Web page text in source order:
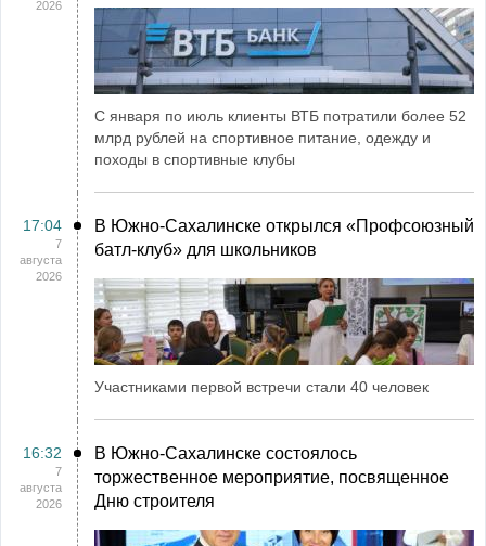
2026
С января по июль клиенты ВТБ потратили более 52
млрд рублей на спортивное питание, одежду и
походы в спортивные клубы
17:04
7
августа
2026
В Южно-Сахалинске открылся «Профсоюзный
батл-клуб» для школьников
Участниками первой встречи стали 40 человек
16:32
7
августа
2026
В Южно-Сахалинске состоялось
торжественное мероприятие, посвященное
Дню строителя